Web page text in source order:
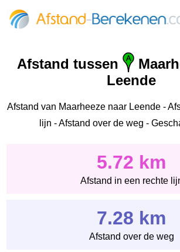
Afstand tussen
Leende
Afstand van Maarheeze naar Leende -
lijn - Afstand over de weg -
5.72 km
Afstand in een rechte
7.28 km
Afstand over de weg